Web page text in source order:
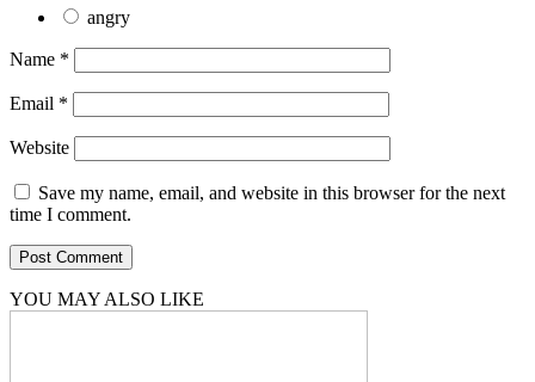
angry
Name *
Email *
Website
Save my name, email, and website in this browser for the next
time I comment.
YOU MAY ALSO LIKE